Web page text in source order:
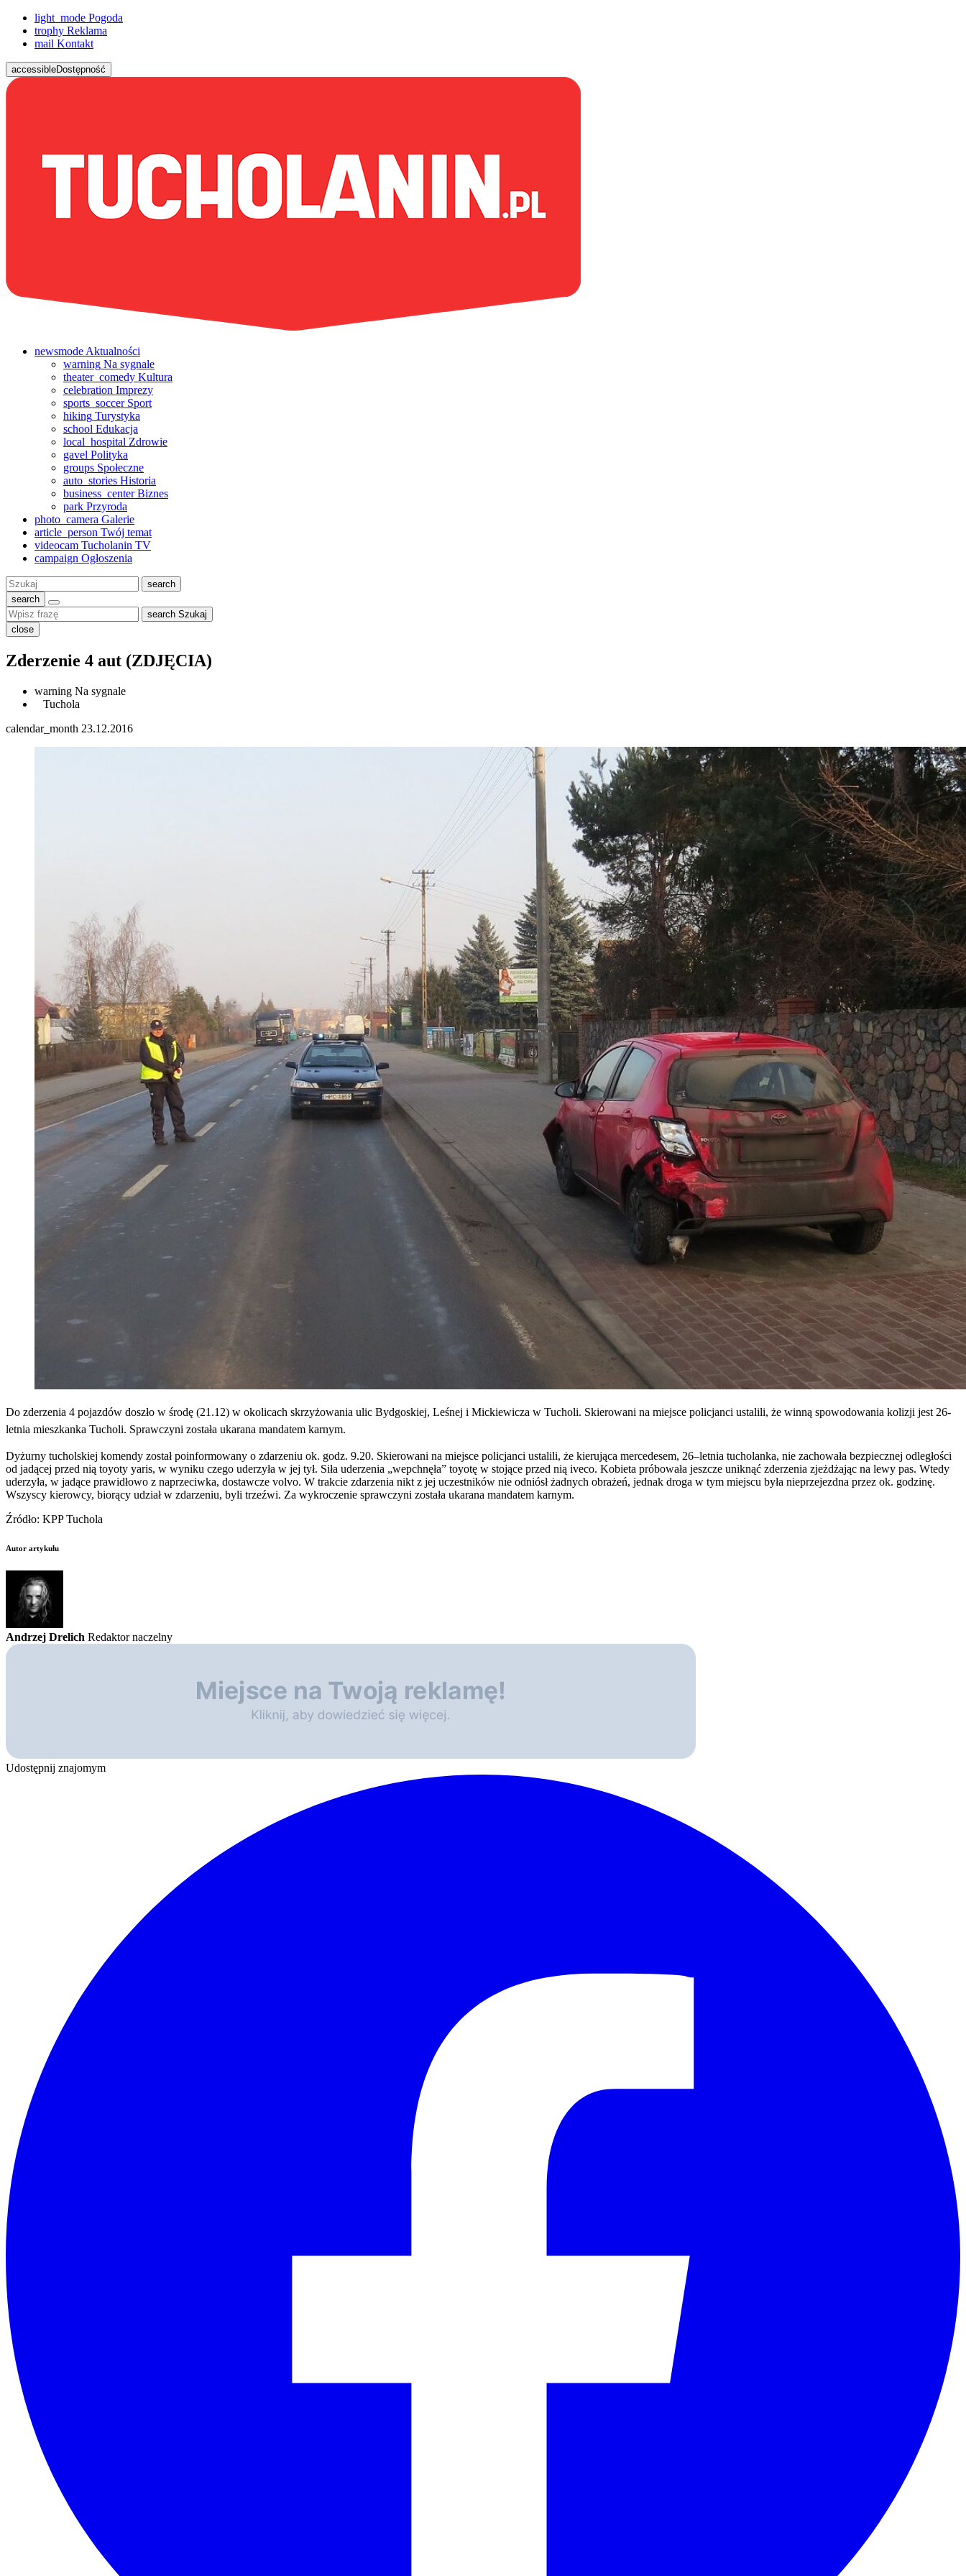
light_mode Pogoda
trophy Reklama
mail Kontakt
accessibleDostępność
newsmode Aktualności
warning Na sygnale
theater_comedy Kultura
celebration Imprezy
sports_soccerSport
hiking Turystyka
school Edukacja
local_hospital Zdrowie
gavel Polityka
groups Społeczne
auto_stories Historia
business_centerBiznes
park Przyroda
photo_camera Galerie
article_person Twój temat
videocam Tucholanin TV
campaign Ogłoszenia
Szukaj:
search
search
search Szukaj
close
Zderzenie 4 aut (ZDJĘCIA)
warning Na sygnale
Tuchola
calendar_month 23.12.2016
Do zderzenia 4 pojazdów doszło w środę (21.12) w okolicach skrzyżowania ulic Bydgoskiej, Leśnej i Mickiewicza w Tucholi. Skierowani na miejsce policjanci ustalili, że winną spowodowania kolizji jest 26-
letnia mieszkanka Tucholi. Sprawczyni została ukarana mandatem karnym.
Dyżurny tucholskiej komendy został poinformowany o zdarzeniu ok. godz. 9.20. Skierowani na miejsce policjanci ustalili, że kierująca mercedesem, 26–letnia tucholanka, nie zachowała bezpiecznej odległości
od jadącej przed nią toyoty yaris, w wyniku czego uderzyła w jej tył. Siła uderzenia „wepchnęła” toyotę w stojące przed nią iveco. Kobieta próbowała jeszcze uniknąć zderzenia zjeżdżając na lewy pas. Wtedy
uderzyła, w jadące prawidłowo z naprzeciwka, dostawcze volvo. W trakcie zdarzenia nikt z jej uczestników nie odniósł żadnych obrażeń, jednak droga w tym miejscu była nieprzejezdna przez ok. godzinę.
Wszyscy kierowcy, biorący udział w zdarzeniu, byli trzeźwi. Za wykroczenie sprawczyni została ukarana mandatem karnym.
Źródło: KPP Tuchola
Autor artykułu
Andrzej Drelich Redaktor naczelny
Udostępnij znajomym